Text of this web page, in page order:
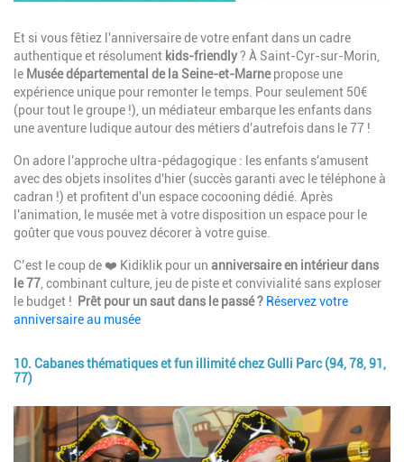
Description
Et si vous fêtiez l'anniversaire de votre enfant dans un cadre
authentique et résolument kids-friendly? À Saint-Cyr-sur-Morin,
le Musée départemental de la Seine-et-Marnepropose une
expérience unique pour remonter le temps. Pour seulement 50€
(pour tout le groupe !), un médiateur embarque les enfants dans
une aventure ludique autour des métiers d'autrefois dans le 77 !
On adore l'approche ultra-pédagogique : les enfants s'amusent
avec des objets insolites d'hier (succès garanti avec le téléphone à
cadran !) et profitent d'un espace cocooning dédié. Après
l'animation, le musée met à votre disposition un espace pour le
goûter que vous pouvez décorer à votre guise.
C’est le coup de ❤️ Kidiklik pour un anniversaire en intérieur dans
le 77 , combinant culture, jeu de piste et convivialité sans exploser
le budget !
Prêt pour un saut dans le passé ? Réservez votre
anniversaire au musée
10. Cabanes thématiques et fun illimité chez Gulli Parc (94, 78, 91,
77)
Image